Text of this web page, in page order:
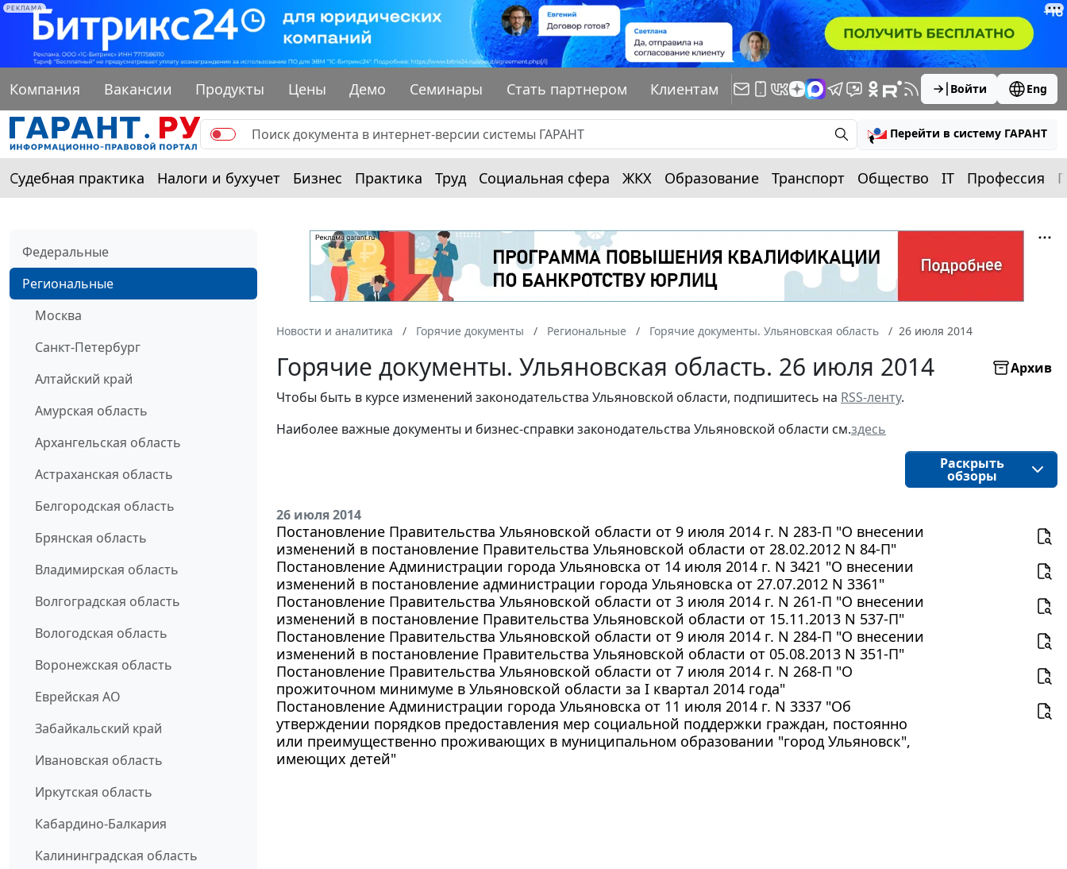
РЕКЛАМА
Компания Вакансии Продукты Цены Демо Семинары Стать партнером Клиентам Войти Eng
Перейти в систему ГАРАНТ
Судебная практика Налоги и бухучет Бизнес Практика Труд Социальная сфера ЖКХ Образование Транспорт Общество IT Профессия
Федеральные
Региональные
Москва
Санкт-Петербург
Алтайский край
Амурская область
Архангельская область
Астраханская область
Белгородская область
Брянская область
Владимирская область
Волгоградская область
Вологодская область
Воронежская область
Еврейская АО
Забайкальский край
Ивановская область
Иркутская область
Кабардино-Балкария
Калининградская область
Новости и аналитика Горячие документы Региональные Горячие документы. Ульяновская область 26 июля 2014
Горячие документы. Ульяновская область. 26 июля 2014
Архив
Чтобы быть в курсе изменений законодательства Ульяновской области, подпишитесь на RSS-ленту.
Наиболее важные документы и бизнес-справки законодательства Ульяновской области см.здесь
Раскрыть
обзоры
26 июля 2014
Постановление Правительства Ульяновской области от 9 июля 2014 г. N 283-П "О внесении
изменений в постановление Правительства Ульяновской области от 28.02.2012 N 84-П"
Постановление Администрации города Ульяновска от 14 июля 2014 г. N 3421 "О внесении
изменений в постановление администрации города Ульяновска от 27.07.2012 N 3361"
Постановление Правительства Ульяновской области от 3 июля 2014 г. N 261-П "О внесении
изменений в постановление Правительства Ульяновской области от 15.11.2013 N 537-П"
Постановление Правительства Ульяновской области от 9 июля 2014 г. N 284-П "О внесении
изменений в постановление Правительства Ульяновской области от 05.08.2013 N 351-П"
Постановление Правительства Ульяновской области от 7 июля 2014 г. N 268-П "О
прожиточном минимуме в Ульяновской области за I квартал 2014 года"
Постановление Администрации города Ульяновска от 11 июля 2014 г. N 3337 "Об
утверждении порядков предоставления мер социальной поддержки граждан, постоянно
или преимущественно проживающих в муниципальном образовании "город Ульяновск",
имеющих детей"